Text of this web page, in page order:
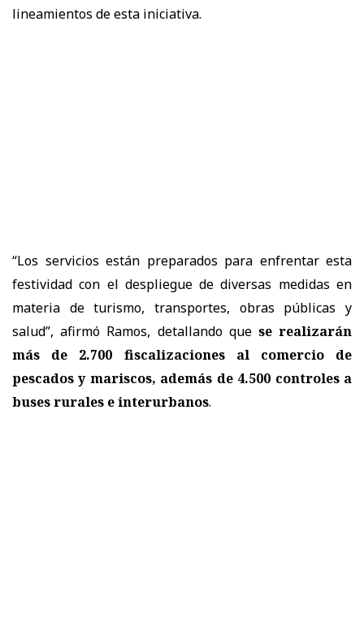
lineamientos de esta iniciativa.
“Los servicios están preparados para enfrentar esta
festividad con el despliegue de diversas medidas en
materia de turismo, transportes, obras públicas y
salud”, afirmó Ramos, detallando que se realizarán
más de 2.700 fiscalizaciones al comercio de
pescados y mariscos, además de 4.500 controles a
buses rurales e interurbanos.